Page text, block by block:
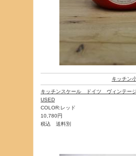
キッチン
キッチンスケール ドイツ ヴィンテー
USED
COLOR:レッド
10,780円
税込 送料別